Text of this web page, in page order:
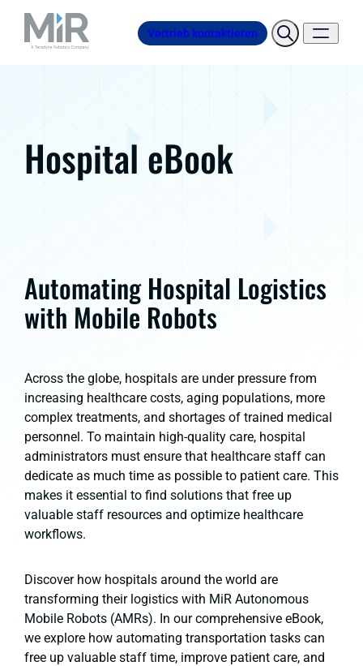
Vertrieb kontaktieren
Hospital eBook
Automating Hospital Logistics
with Mobile Robots
Across the globe, hospitals are under pressure from
increasing healthcare costs, aging populations, more
complex treatments, and shortages of trained medical
personnel. To maintain high-quality care, hospital
administrators must ensure that healthcare staff can
dedicate as much time as possible to patient care. This
makes it essential to find solutions that free up
valuable staff resources and optimize healthcare
workflows.
Discover how hospitals around the world are
transforming their logistics with MiR Autonomous
Mobile Robots (AMRs). In our comprehensive eBook,
we explore how automating transportation tasks can
free up valuable staff time, improve patient care, and